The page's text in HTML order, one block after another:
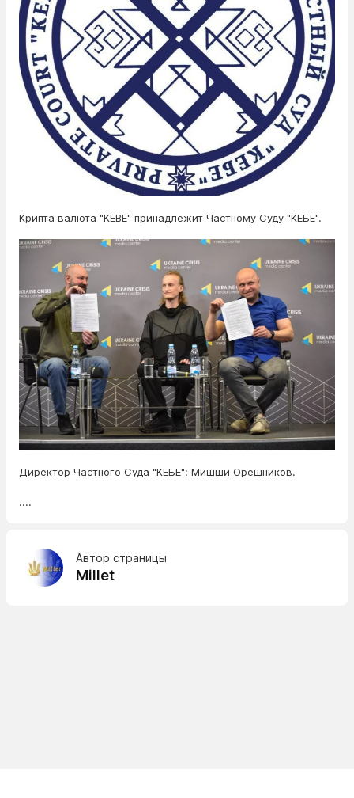
Крипта валюта "КЕBE" принадлежит Частному Суду "КЕБЕ".
Директор Частного Суда "КЕБЕ": Мишши Орешников.
....
Автор страницы
Millet